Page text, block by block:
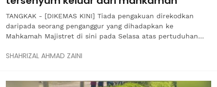
TANGKAK - [DIKEMAS KINI] Tiada pengakuan direkodkan
daripada seorang penganggur yang dihadapkan ke
Mahkamah Majistret di sini pada Selasa atas pertuduhan
Taman Cahaya, Bukit Gambir minggu lalu. Bagaimanapun,
SHAHRIZAL AHMAD ZAINI